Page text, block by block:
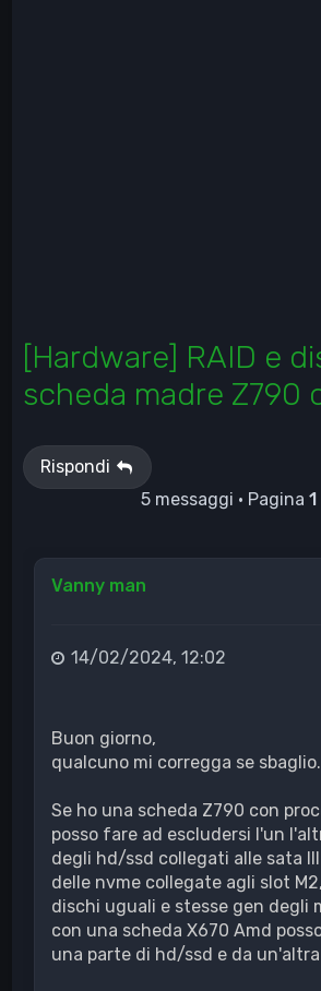
[Hardware] RAID e
scheda madre Z790
Rispondi
5 messaggi • Pagina 1
Vanny man
14/02/2024, 12:02
Buon giorno,
qualcuno mi corregga se sbaglio.
Se ho una scheda Z790 con
posso fare ad escludersi l'un
degli hd/ssd collegati alle sata
delle nvme collegate agli slot
dischi uguali e stesse gen degli
con una scheda X670 Amd
una parte di hd/ssd e da